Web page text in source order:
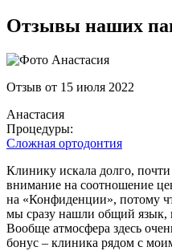
Отзывы наших
Отзыв от 15 июля 2022
Анастасия
Процедуры:
Сложная ортодонтия
Клинику искала долго,
внимание на соотношение
на «Конфиденции», потому
мы сразу нашли общий язык,
Вообще атмосфера здесь
бонус – клиника рядом с